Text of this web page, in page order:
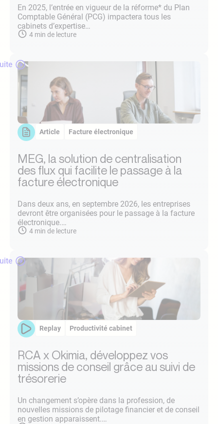
En 2025, l’entrée en vigueur de la réforme* du Plan
Comptable Général (PCG) impactera tous les
cabinets d’expertise…
4 min de lecture
Article Facture électronique
MEG, la solution de centralisation
des flux qui facilite le passage à la
facture électronique
Dans deux ans, en septembre 2026, les entreprises
devront être organisées pour le passage à la facture
électronique.…
4 min de lecture
Replay Productivité cabinet
RCA x Okimia, développez vos
missions de conseil grâce au suivi de
trésorerie
Un changement s’opère dans la profession, de
nouvelles missions de pilotage financier et de conseil
en gestion apparaissent.…